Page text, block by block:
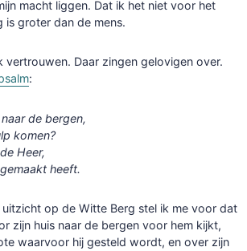
macht liggen. Dat ik het niet voor het
is groter dan de mens.
vertrouwen. Daar zingen gelovigen over.
:
de bergen,
komen?
Heer,
heeft.
uitzicht op de Witte Berg stel ik me voor dat
zijn huis naar de bergen voor hem kijkt,
waarvoor hij gesteld wordt, en over zijn